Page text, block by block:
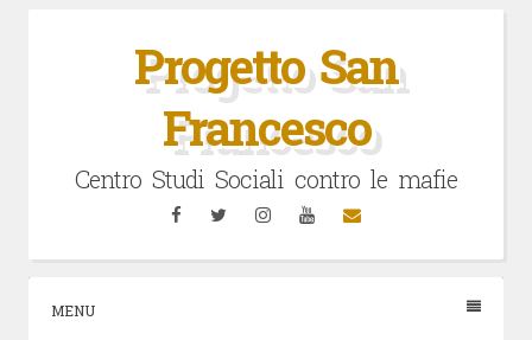
Progetto San
Francesco
Centro Studi Sociali contro le mafie
FacebookTwitterInstagramYouTubeEmail
MENU